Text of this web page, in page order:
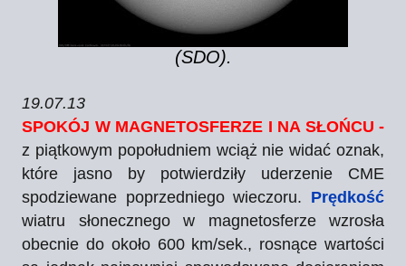
(SDO).
19.07.13
SPOKÓJ W MAGNETOSFERZE I NA SŁOŃCU -
z piątkowym popołudniem wciąż nie widać oznak,
które jasno by potwierdziły uderzenie CME
spodziewane poprzedniego wieczoru. Prędkość
wiatru słonecznego w magnetosferze wzrosła
obecnie do około 600 km/sek., rosnące wartości